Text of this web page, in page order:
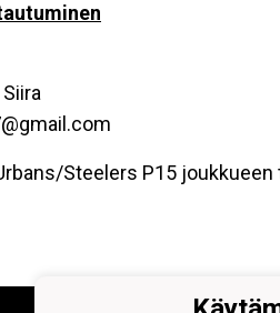
Steelers P15